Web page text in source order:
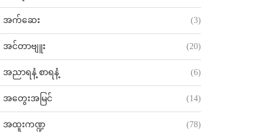
အက်ဆေး (3)
အင်တာဗျူး (20)
အညာရနံ့ စာရနံ့ (6)
အတွေးအမြင် (14)
အထူးကဏ္ဍ (78)